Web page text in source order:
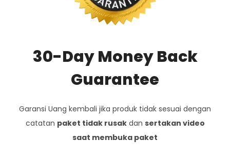
30-Day Money Back
Guarantee
Garansi Uang kembali jika produk tidak sesuai dengan
catatan paket tidak rusakdan sertakan video
saat membuka paket